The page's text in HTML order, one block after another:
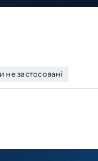
не застосовані